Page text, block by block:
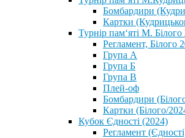
Бомбардири
Картки
⁨Турнір пам‘яті М. Білого
Регламент, Білого
Група А
Група Б
Група В
Плей-оф
Бомбардири
Картки (Білого/
Кубок Єдності (2024)
Регламент